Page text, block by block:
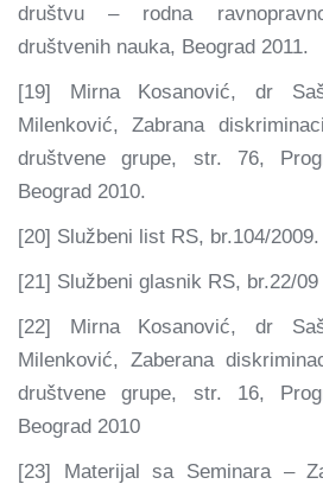
društvu – rodna
društvenih nauka, Beograd 2011.
[19] Mirna Kosanović, dr
Milenković, Zabrana
društvene grupe, str. 76,
Beograd 2010.
[20] Službeni list RS, br.104/2009.
[21] Službeni glasnik RS, br.22/09
[22] Mirna Kosanović, dr
Milenković, Zaberana
društvene grupe, str. 16,
Beograd 2010
[23] Materijal sa Seminara –